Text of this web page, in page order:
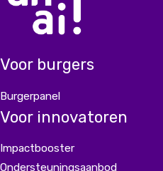
Voor burgers
Burgerpanel
Voor innovatoren
Impactbooster
Ondersteuningsaanbod